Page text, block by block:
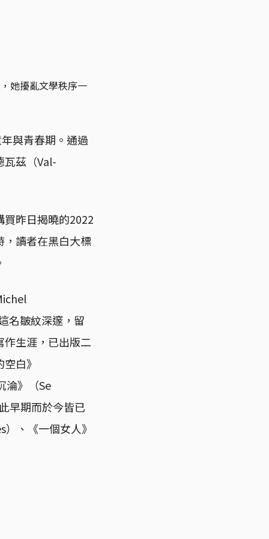
她擾亂文學秩序一
與青春期。通過
瓦茲（Val-
昨日揭曉的2022
，讀者在黑白大標
名皺紋深邃，留
生涯，已出版二
白》
淪》（Se
早期而於今皆已
、《一個女人》